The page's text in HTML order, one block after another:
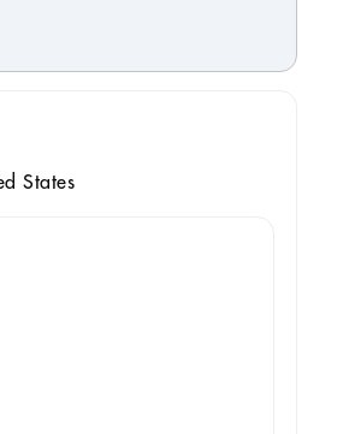
States